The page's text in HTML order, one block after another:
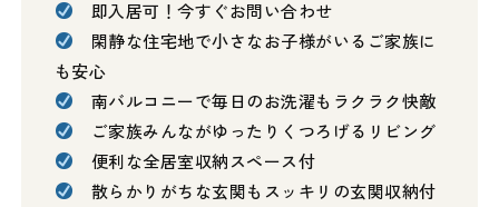
即入居可！今すぐお問い合わせ
閑静な住宅地で小さなお子様がいるご家族に
も安心
南バルコニーで毎日のお洗濯もラクラク快敵
ご家族みんながゆったりくつろげるリビング
便利な全居室収納スペース付
散らかりがちな玄関もスッキリの玄関収納付